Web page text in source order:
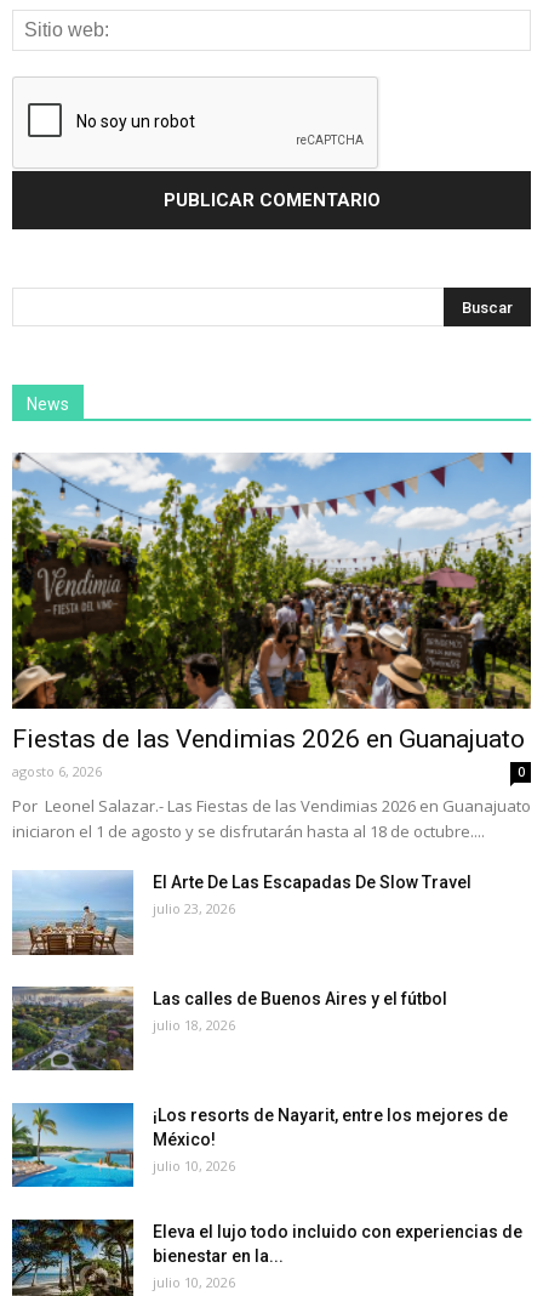
News
Fiestas de las Vendimias 2026 en Guanajuato
agosto 6, 2026 0
Por Leonel Salazar.- Las Fiestas de las Vendimias 2026 en Guanajuato
iniciaron el 1 de agosto y se disfrutarán hasta al 18 de octubre....
El Arte De Las Escapadas De Slow Travel
julio 23, 2026
Las calles de Buenos Aires y el fútbol
julio 18, 2026
¡Los resorts de Nayarit, entre los mejores de
México!
julio 10, 2026
Eleva el lujo todo incluido con experiencias de
bienestar en la...
julio 10, 2026